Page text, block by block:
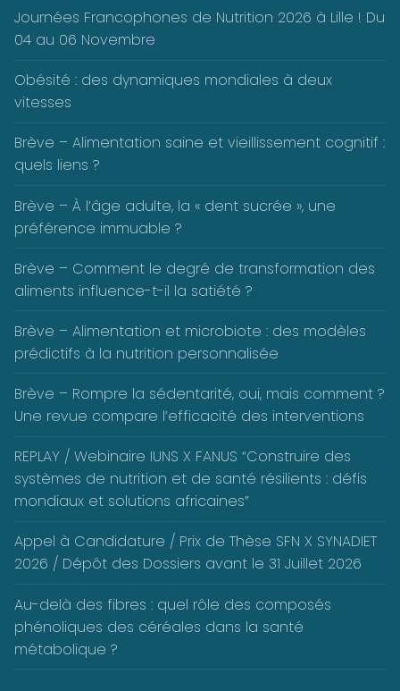
Journées Francophones de Nutrition 2026 à Lille ! Du
04 au 06 Novembre
Obésité : des dynamiques mondiales à deux
vitesses
Brève – Alimentation saine et vieillissement cognitif :
quels liens ?
Brève – À l’âge adulte, la « dent sucrée », une
préférence immuable ?
Brève – Comment le degré de transformation des
aliments influence-t-il la satiété ?
Brève – Alimentation et microbiote : des modèles
prédictifs à la nutrition personnalisée
Brève – Rompre la sédentarité, oui, mais comment ?
Une revue compare l’efficacité des interventions
REPLAY / Webinaire IUNS X FANUS “Construire des
systèmes de nutrition et de santé résilients : défis
mondiaux et solutions africaines”
Appel à Candidature / Prix de Thèse SFN X SYNADIET
2026 / Dépôt des Dossiers avant le 31 Juillet 2026
Au-delà des fibres : quel rôle des composés
phénoliques des céréales dans la santé
métabolique ?